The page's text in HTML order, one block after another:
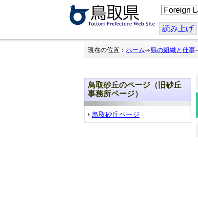
こ
の
ジ
を
翻
読み上げ
現在の位置： ホーム 県の組織と仕事
鳥取砂丘のページ（旧砂丘
事務所ページ）
鳥取砂丘ページ